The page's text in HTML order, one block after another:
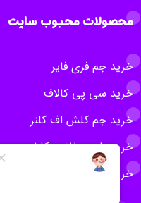
محصولات محبوب سایت
خرید جم فری فایر
خرید سی پی کالاف
خرید جم کلش اف کلنز
خرید بلیت طلایی کلش
خرید روبلاکس